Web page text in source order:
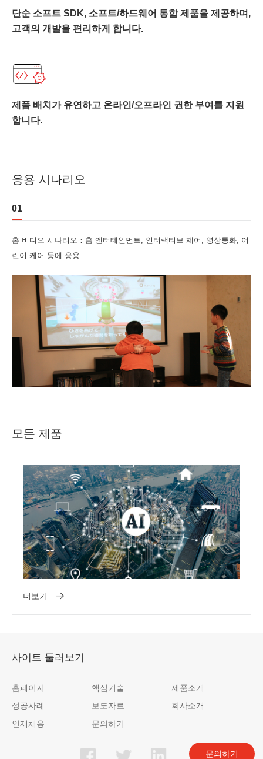
단순 소프트 SDK, 소프트/하드웨어 통합 제품을 제공하며,
고객의 개발을 편리하게 합니다.
제품 배치가 유연하고 온라인/오프라인 권한 부여를 지원
합니다.
응용 시나리오
01
홈 비디오 시나리오：홈 엔터테인먼트, 인터랙티브 제어, 영상통화, 어
린이 케어 등에 응용
모든 제품
더보기
사이트 둘러보기
홈페이지 핵심기술
제품소개
성공사례
보도자료
회사소개
인재채용
문의하기
문의하기